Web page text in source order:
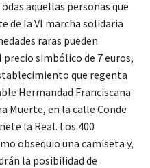
aquellas personas que
de la VI marcha solidaria
raras pueden
simbólico de 7 euros,
que regenta
Hermandad Franciscana
Muerte, en la calle Conde
la Real. Los 400
obsequio una camiseta y,
la posibilidad de